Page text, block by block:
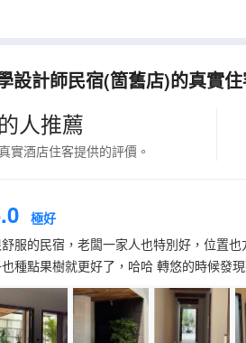
設計師民宿(箇舊店)的真實
的人推薦
實酒店住客提供的評價。
極好
服的民宿，老闆一家人也特別好，位置
種點果樹就更好了，哈哈 轉悠的時候發